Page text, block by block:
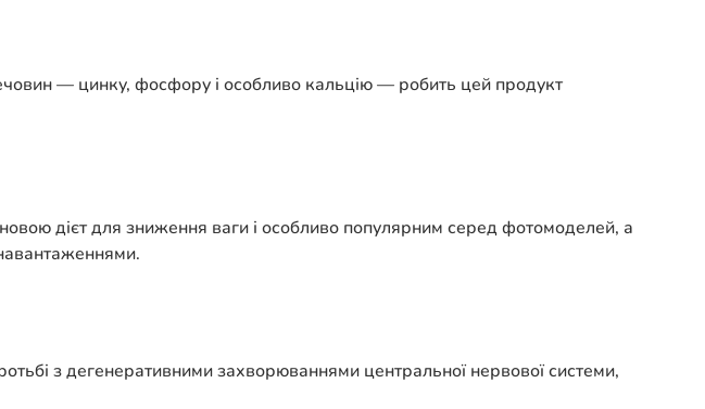
— цинку, фосфору і особливо кальцію — робить цей продукт
дієт для зниження ваги і особливо популярним серед фотомоделей, а
з дегенеративними захворюваннями центральної нервової системи,